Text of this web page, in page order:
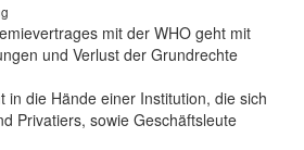
mit der WHO geht mit
und Verlust der Grundrechte
in die Hände einer Institution, die sich
Privatiers, sowie Geschäftsleute